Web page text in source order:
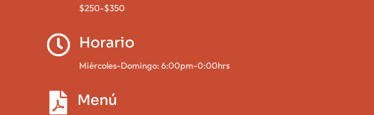
$250-$350
 Horario
Miércoles-Domingo: 6:00pm-0:00hrs
 Menú